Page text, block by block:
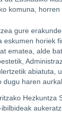
komuna,
gure
eskumen horiek
ematea, alde
abiatuta,
haren